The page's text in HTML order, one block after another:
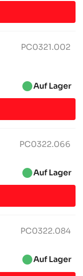
PC0321.002
brightness_1Auf Lager
PC0322.066
brightness_1Auf Lager
PC0322.084
brightness_1Auf Lager